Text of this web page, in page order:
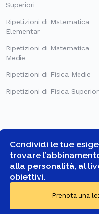
Condividi le tue
trovare
alla personalità, al
obiettivi.
Prenota una
Superiori
Ripetizioni di Matematica
Elementari
Ripetizioni di Matematica
Medie
Ripetizioni di Fisica Medie
Ripetizioni di Fisica Superiori